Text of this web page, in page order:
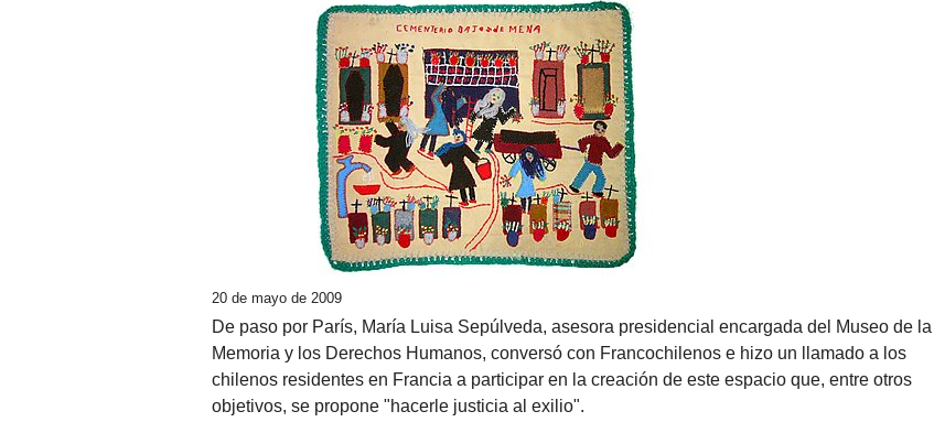
20 de mayo de 2009
De paso por París, María Luisa Sepúlveda, asesora presidencial encargada del Museo de la
Memoria y los Derechos Humanos, conversó con Francochilenos e hizo un llamado a los
chilenos residentes en Francia a participar en la creación de este espacio que, entre otros
objetivos, se propone "hacerle justicia al exilio".